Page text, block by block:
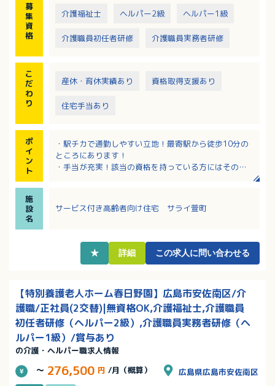
・相談対応とお困りごとの解決
・必要に応じた身体介護
※業務は訪問介護（介護保険）と生活支援（保険適用
外）に分かれ、いずれも対応いただきます。
募
集
資
格
介護福祉士 ヘルパー2級 ヘルパー1級
介護職員初任者研修 介護職員実務者研修
こ
だ
わ
り
産休・育休実績あり 資格取得支援あり
住宅手当あり
ポ
イ
ン
ト
・駅チカで通勤しやすい立地！最寄駅から徒歩10分の
ところにあります！
・手当が充実！該当の資格を持っている方にはその分
・希望休は3日申請可能！
施
設
名
サービス付き高齢者向け住宅 サライ萱町
★ 詳細 この求人に問い合わせる
【特別養護老人ホーム春日野園】広島市安佐南区/介
護職/正社員(2交替)|無資格OK,介護福祉士,介護職員
初任者研修（ヘルパー2級）,介護職員実務者研修（ヘ
ルパー1級）/賞与あり
の介護・ヘルパー職求人情報
～ 276,500 円 /月（概算） 広島県広島市安佐南区